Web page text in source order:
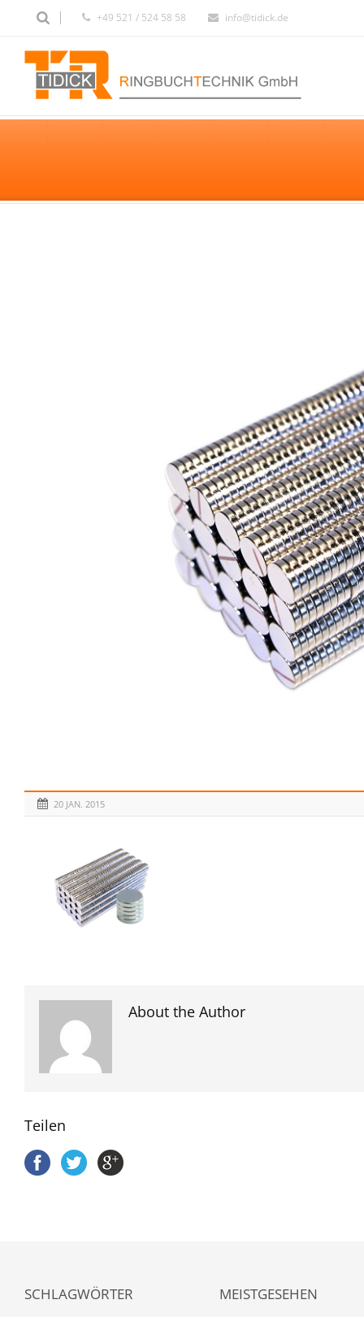
+49 521 / 524 58 58 info@tidick.de
20 JAN. 2015
About the Author
Teilen
SCHLAGWÖRTER MEISTGESEHEN